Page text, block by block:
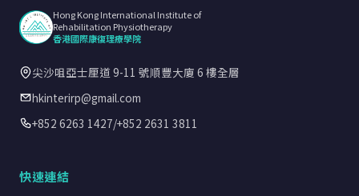
Hong Kong International Institute of
Rehabilitation Physiotherapy
香港國際康復理療學院
尖沙咀亞士厘道 9-11 號順豐大廈 6 樓全層
hkinterirp@gmail.com
+852 6263 1427/+852 2631 3811
快速連結